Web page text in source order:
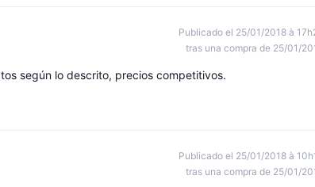
Publicado el 25/01/2018 à
tras una compra de 25/01/
según lo descrito, precios competitivos.
Publicado el 25/01/2018 à
tras una compra de 25/01/